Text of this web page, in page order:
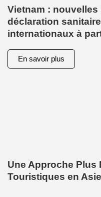
Vietnam :
déclaration
internationaux à
En savoir plus
Une Approche Plus
Touristiques en